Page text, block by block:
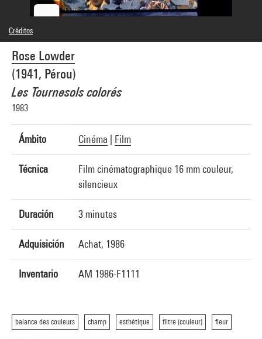
Rose Lowder
(1941, Pérou)
Les Tournesols colorés
1983
Ámbito Cinéma Film
Técnica
Film cinématographique 16 mm couleur,
silencieux
Duración 3 minutes
Adquisición Achat, 1986
Inventario AM 1986-F1111
balance des couleurs champ esthétique filtre (couleur) fleur
Créditos
© Rose Lowder
Créditos fotográficos : Centre Pompidou, MNAM-CCI/Service de la documentation
photographique du MNAM/Dist. GrandPalaisRmn
Referencia de la imagen : 4N08139
Difusión de la imagen :GrandPalaisRmnPhoto